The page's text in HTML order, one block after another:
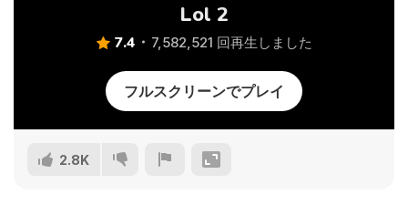
Lol 2
7.4 7,582,521 回再生しました
フルスクリーンでプレイ
2.8K